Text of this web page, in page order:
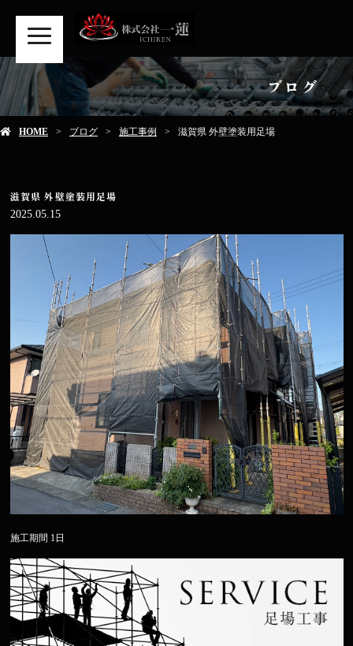
ブログ
HOME ブログ 施工事例 滋賀県 外壁塗装用足場
滋賀県 外壁塗装用足場
2025.05.15
施工期間 1日